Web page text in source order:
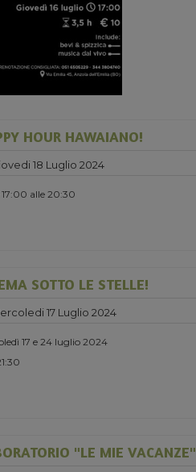
HOUR HAWAIANO!
18 Luglio 2024
17:00 alle 20:30
SOTTO LE STELLE!
17 Luglio 2024
17 e 24 luglio 2024
"LE MIE VACANZE"